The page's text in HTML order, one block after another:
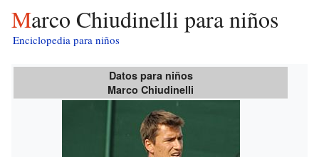
Marco Chiudinelli para niños
Enciclopedia para niños
Datos para niños
Marco Chiudinelli